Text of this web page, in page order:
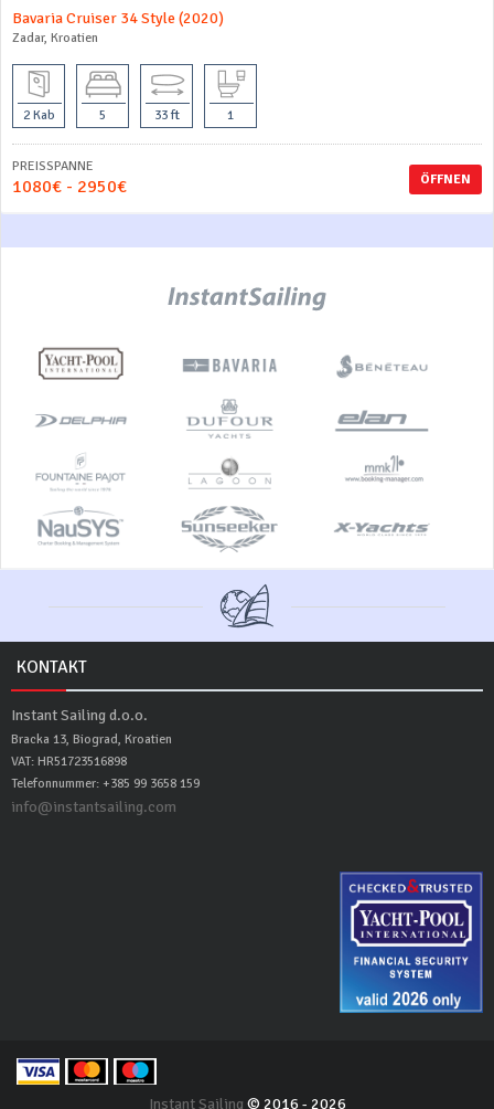
Bavaria Cruiser 34 Style (2020)
Zadar, Kroatien
2 Kab 5 33 ft 1
ÖFFNEN
PREISSPANNE
1080€ - 2950€
KONTAKT
Instant Sailing d.o.o.
Bracka 13, Biograd, Kroatien
VAT: HR51723516898
Telefonnummer: +385 99 3658 159
info@instantsailing.com
Instant Sailing © 2016 - 2026